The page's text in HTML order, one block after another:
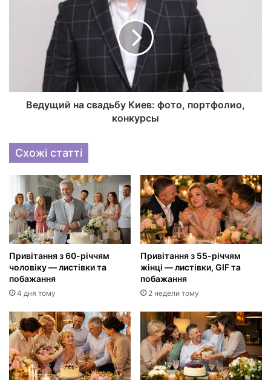
Ведущий на свадьбу Киев: фото, портфолио,
конкурсы
Схожі статті
Привітання з 60-річчям
чоловіку — листівки та
побажання
4 дня тому
Привітання з 55-річчям
жінці — листівки, GIF та
побажання
2 недели тому